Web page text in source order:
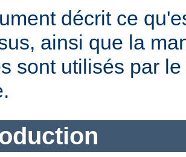
décrit ce
ainsi que la
sont utilisés par